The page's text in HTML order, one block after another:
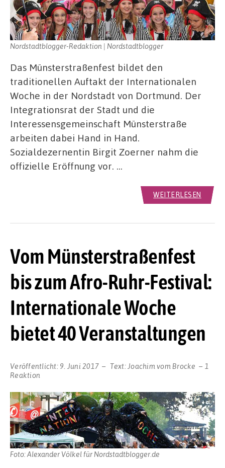
Nordstadtblogger-Redaktion | Nordstadtblogger
Das Münsterstraßenfest bildet den
traditionellen Auftakt der Internationalen
Woche in der Nordstadt von Dortmund. Der
Integrationsrat der Stadt und die
Interessensgemeinschaft Münsterstraße
arbeiten dabei Hand in Hand.
Sozialdezernentin Birgit Zoerner nahm die
offizielle Eröffnung vor. …
WEITERLESEN
Vom Münsterstraßenfest
bis zum Afro-Ruhr-Festival:
Internationale Woche
bietet 40 Veranstaltungen
Veröffentlicht: 9. Juni 2017 Text: Joachim vom Brocke
1
Reaktion
Foto: Alexander Völkel für Nordstadtblogger.de